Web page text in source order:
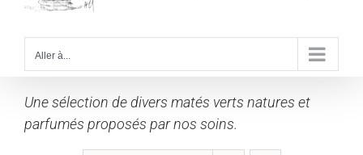
Aller à...
Une sélection de divers matés verts natures et
parfumés proposés par nos soins.